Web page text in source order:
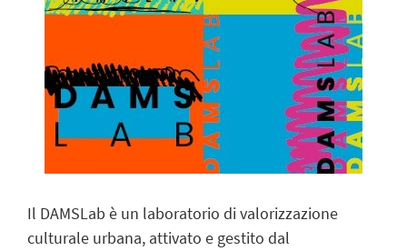
Il DAMSLab è un laboratorio di valorizzazione
culturale urbana, attivato e gestito dal